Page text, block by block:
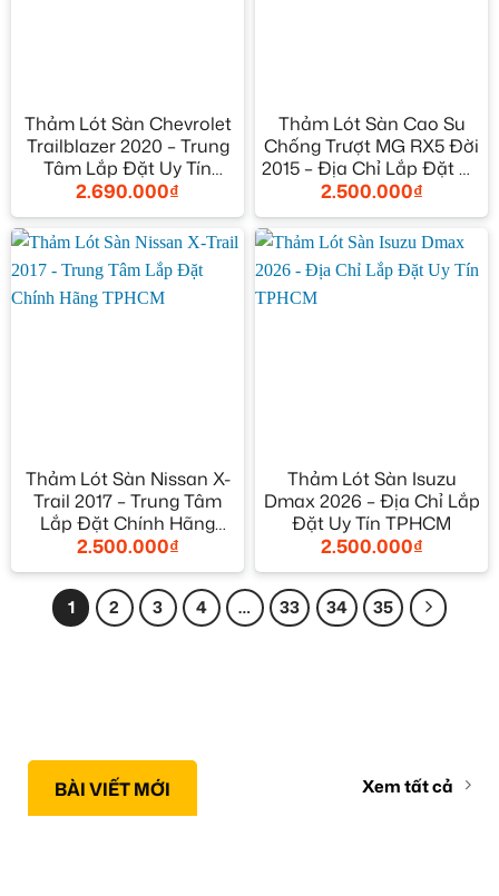
Thảm Lót Sàn Chevrolet
Trailblazer 2020 – Trung
Tâm Lắp Đặt Uy Tín
TPHCM
2.690.000₫
Thảm Lót Sàn Cao Su
Chống Trượt MG RX5 Đời
2015 – Địa Chỉ Lắp Đặt Uy
Tín TPHCM
2.500.000₫
Thảm Lót Sàn Nissan X-
Trail 2017 – Trung Tâm
Lắp Đặt Chính Hãng
TPHCM
2.500.000₫
Thảm Lót Sàn Isuzu
Dmax 2026 – Địa Chỉ Lắp
Đặt Uy Tín TPHCM
2.500.000₫
1 2 3 4 … 33 34 35
BÀI VIẾT MỚI Xem tất cả